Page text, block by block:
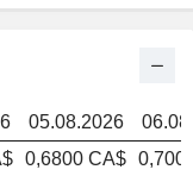
05.08.2026
0,6800 CA$